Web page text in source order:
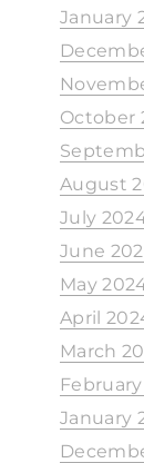
January
October
August
July
June
May
April
March
January